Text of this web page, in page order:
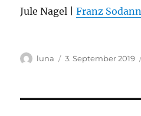
Jule Nagel |Franz Sodann
Autor
luna
Veröffentlicht
3. September 2019